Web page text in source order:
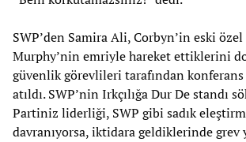
SWP’den Samira Ali, Corbyn’in eski
Murphy’nin emriyle hareket ettiklerini
güvenlik görevlileri tarafından
atıldı. SWP’nin Irkçılığa Dur De standı
Partiniz liderliği, SWP gibi sadık
davranıyorsa, iktidara geldiklerinde grev